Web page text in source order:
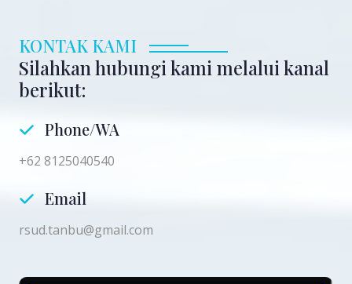
KONTAK KAMI
Silahkan hubungi kami melalui kanal
berikut:
Phone/WA
+62 8125040540
Email
rsud.tanbu@gmail.com